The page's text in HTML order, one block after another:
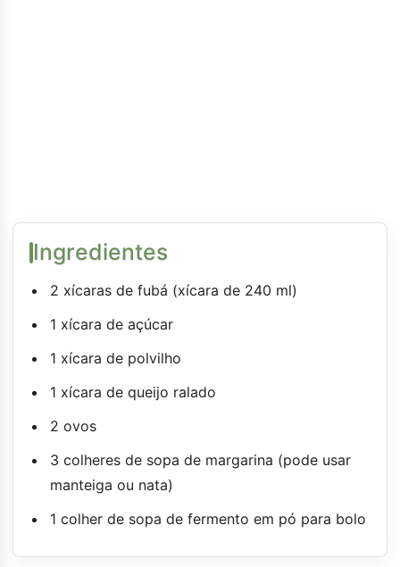
Ingredientes
2 xícaras de fubá (xícara de 240 ml)
1 xícara de açúcar
1 xícara de polvilho
1 xícara de queijo ralado
2 ovos
3 colheres de sopa de margarina (pode usar
manteiga ou nata)
1 colher de sopa de fermento em pó para bolo